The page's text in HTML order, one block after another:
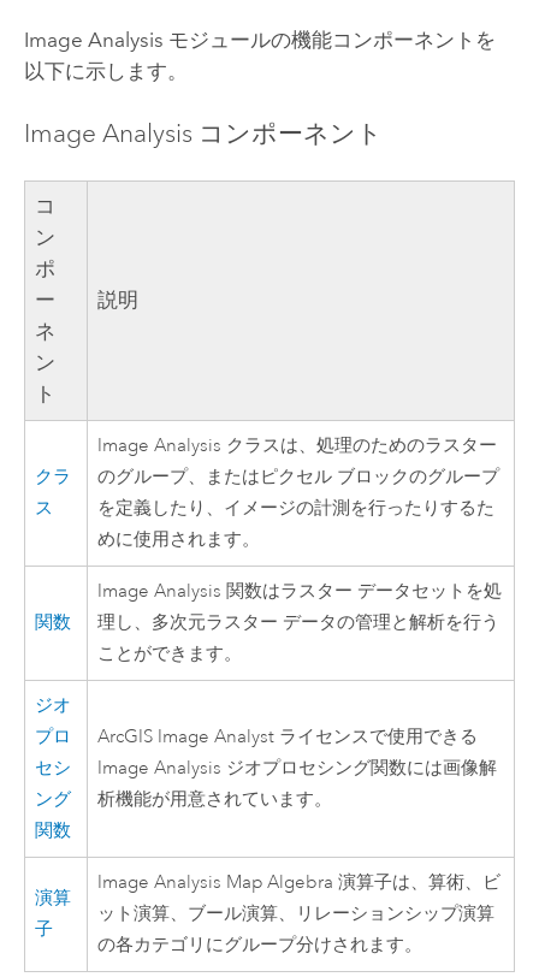
Image Analysis モジュールの機能コンポーネントを
以下に示します。
Image Analysis コンポーネント
コ
ン
ポ
ー
ネ
ン
ト
説明
クラ
ス
Image Analysis クラスは、処理のためのラスター
のグループ、またはピクセル ブロックのグループ
を定義したり、イメージの計測を行ったりするた
めに使用されます。
関数
Image Analysis 関数はラスター データセットを処
理し、多次元ラスター データの管理と解析を行う
ことができます。
ジオ
プロ
セシ
ング
関数
ArcGIS Image Analyst ライセンスで使用できる
Image Analysis ジオプロセシング関数には画像解
析機能が用意されています。
演算
子
Image Analysis Map Algebra 演算子は、算術、ビ
ット演算、ブール演算、リレーションシップ演算
の各カテゴリにグループ分けされます。